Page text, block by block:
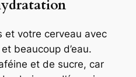
et votre cerveau avec
beaucoup d’eau.
et de sucre, car